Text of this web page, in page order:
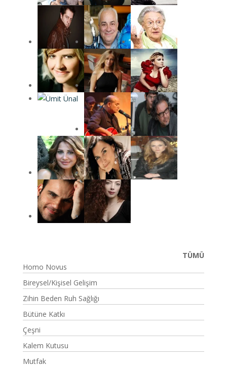
TÜMÜ
Homo Novus
Bireysel/Kişisel Gelişim
Zihin Beden Ruh Sağlığı
Bütüne Katkı
Çeşni
Kalem Kutusu
Mutfak